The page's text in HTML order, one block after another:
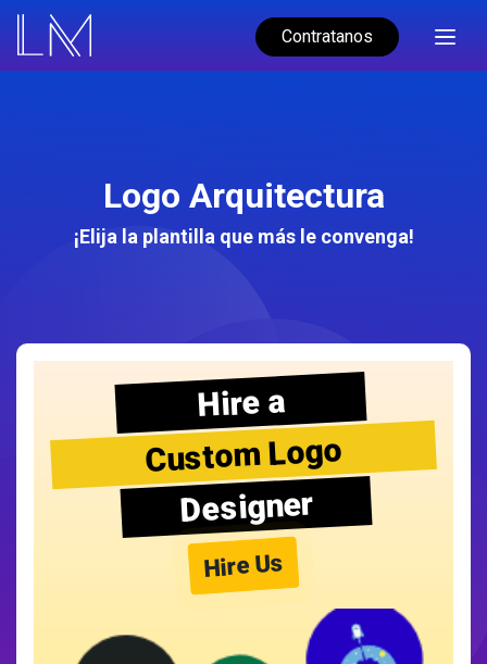
Contratanos
Logo Arquitectura
¡Elija la plantilla que más le convenga!
Hire a
Custom Logo
Designer
Hire Us